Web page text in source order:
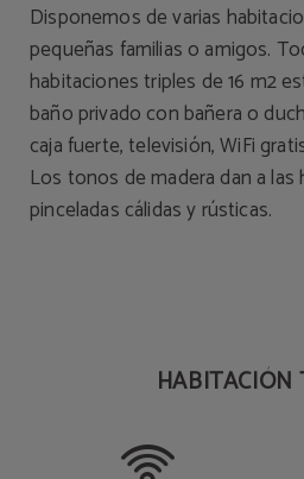
Disponemos de varias
pequeñas familias o amigos.
habitaciones triples de 16 m2
baño privado con bañera o
caja fuerte, televisión, WiFi
Los tonos de madera dan a las
pinceladas cálidas y rústicas.
HABITACIÓN